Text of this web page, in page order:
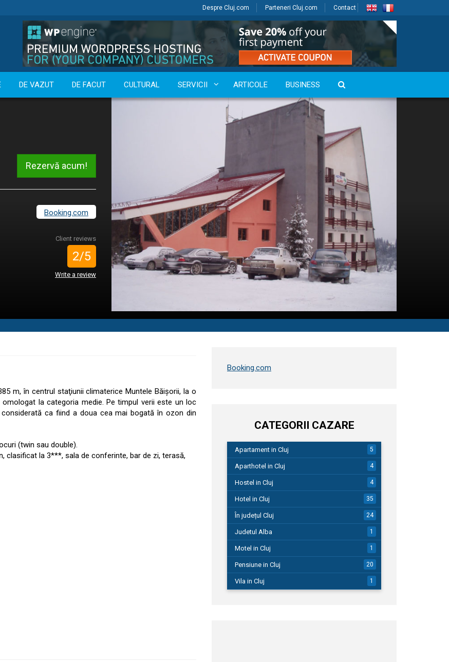
Despre Cluj.com Parteneri Cluj.com Contact
DE VAZUT DE FACUT CULTURAL SERVICII ARTICOLE BUSINESS
Rezervă acum!
Booking.com
Client reviews
2/5
Write a review
m, în centrul staţiunii climaterice Muntele Băişorii, la o
la categoria medie. Pe timpul verii este un loc
ca fiind a doua cea mai bogată în ozon din
(twin sau double).
clasificat la 3***, sala de conferinte, bar de zi, terasă,
Booking.com
CATEGORII CAZARE
Apartament in Cluj 5
Aparthotel in Cluj 4
Hostel in Cluj 4
Hotel in Cluj 35
În județul Cluj 24
Judetul Alba 1
Motel in Cluj 1
Pensiune in Cluj 20
Vila in Cluj 1